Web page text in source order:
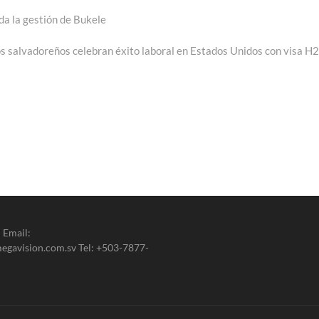
la gestión de Bukele
salvadoreños celebran éxito laboral en Estados Unidos con visa
Tel: +503-7877-